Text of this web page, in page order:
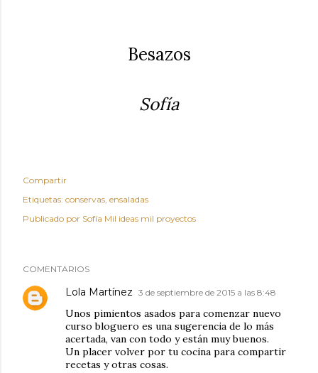
Besazos
Sofía
Compartir
Etiquetas: conservas ensaladas
Publicado por Sofía Mil ideas mil proyectos
COMENTARIOS
Lola Martínez 3 de septiembre de 2015 a las 8:48
Unos pimientos asados para comenzar nuevo
curso bloguero es una sugerencia de lo más
acertada, van con todo y están muy buenos.
Un placer volver por tu cocina para compartir
recetas y otras cosas.